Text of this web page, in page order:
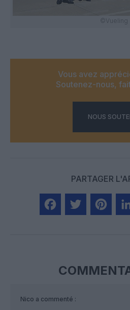
©Vueling
Vous avez
Soutenez-nous,
NOUS
PARTAGER
Nico a commenté :